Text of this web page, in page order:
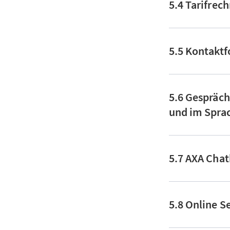
5.4
5.5
5.6
und im
5.7 AXA
5.8 Online